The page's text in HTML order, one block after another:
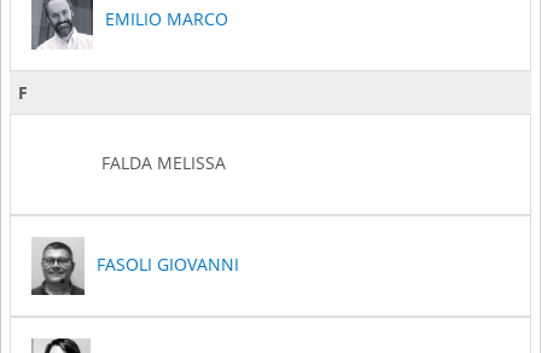
EMILIO MARCO
F
FALDA MELISSA
FASOLI GIOVANNI